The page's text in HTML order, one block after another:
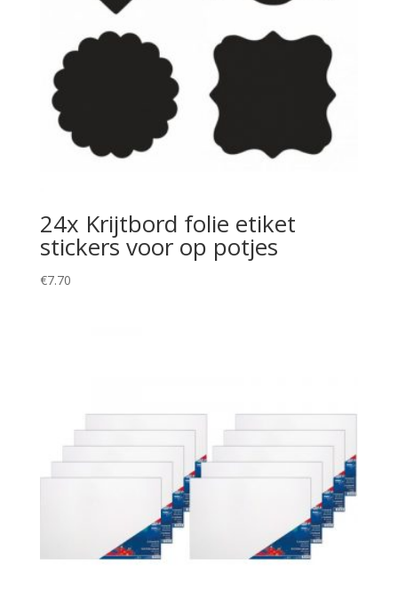
24x Krijtbord folie etiket
stickers voor op potjes
€7.70